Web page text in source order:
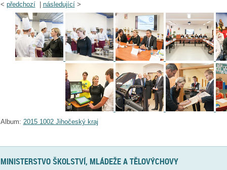
< předchozí| následující>
Album: 2015 1002 Jihočeský kraj
MINISTERSTVO ŠKOLSTVÍ, MLÁDEŽE A TĚLOVÝCHOVY